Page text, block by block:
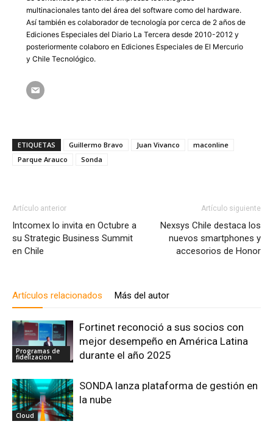
multinacionales tanto del área del software como del hardware.
Así también es colaborador de tecnología por cerca de 2 años de
Ediciones Especiales del Diario La Tercera desde 2010-2012 y
posteriormente colaboro en Ediciones Especiales de El Mercurio
y Chile Tecnológico.
ETIQUETAS Guillermo Bravo Juan Vivanco
maconline
Parque Arauco
Sonda
Artículo anterior
Intcomex lo invita en Octubre a
su Strategic Business Summit
en Chile
Artículo siguiente
Nexsys Chile destaca los
nuevos smartphones y
accesorios de Honor
Artículos relacionados Más del autor
Programas de
fidelizacion
Fortinet reconoció a sus socios con
mejor desempeño en América Latina
durante el año 2025
Cloud
SONDA lanza plataforma de gestión en
la nube